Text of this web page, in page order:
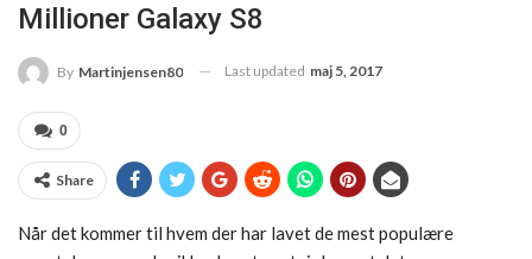
Millioner Galaxy S8
By Martinjensen80 Last updated maj 5, 2017
0
Share
Når det kommer til hvem der har lavet de mest populære